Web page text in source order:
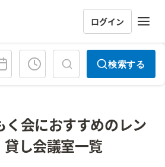
ログイン
プ 検索する
く会におすすめのレン
し会議室一覧